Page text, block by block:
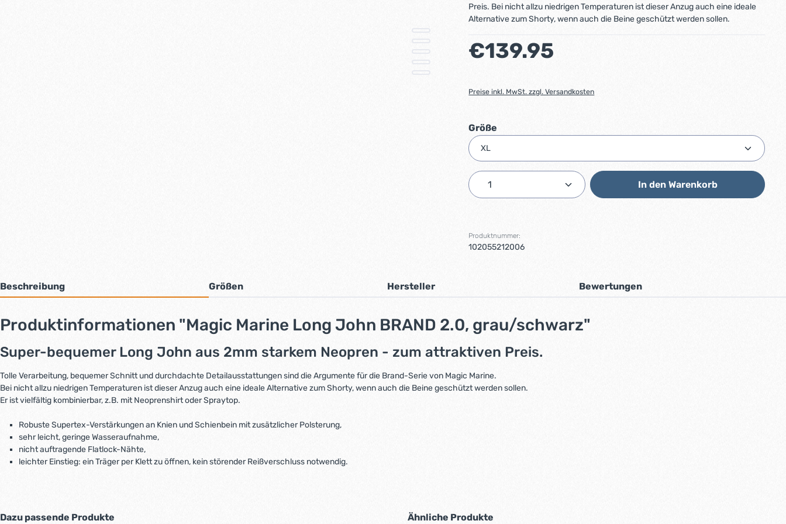
Preis. Bei nicht allzu niedrigen Temperaturen ist dieser Anzug auch eine ideale
Alternative zum Shorty, wenn auch die Beine geschützt werden sollen.
Regulärer Preis:
€139.95
Preise inkl. MwSt. zzgl. Versandkosten
Größe
Produkt Anzahl: Gib den gewünschten Wert ein
In den Warenkorb
Produktnummer:
102055212006
Beschreibung Größen Hersteller Bewertungen
Produktinformationen "Magic Marine Long John BRAND 2.0, grau/schwarz"
Super-bequemer Long John aus 2mm starkem Neopren - zum attraktiven Preis.
Tolle Verarbeitung, bequemer Schnitt und durchdachte Detailausstattungen sind die Argumente für die Brand-Serie von Magic Marine.
Bei nicht allzu niedrigen Temperaturen ist dieser Anzug auch eine ideale Alternative zum Shorty, wenn auch die Beine geschützt werden sollen.
Er ist vielfältig kombinierbar, z.B. mit Neoprenshirt oder Spraytop.
Robuste Supertex-Verstärkungen an Knien und Schienbein mit zusätzlicher Polsterung,
sehr leicht, geringe Wasseraufnahme,
nicht auftragende Flatlock-Nähte,
leichter Einstieg: ein Träger per Klett zu öffnen, kein störender Reißverschluss notwendig.
Dazu passende Produkte Ähnliche Produkte